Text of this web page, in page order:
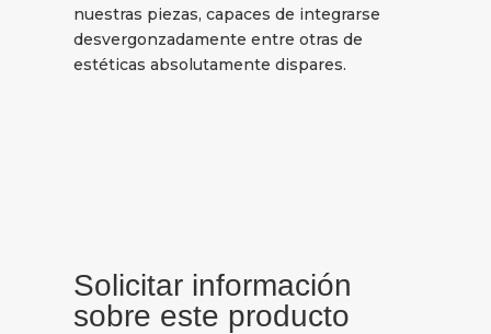
nuestras piezas, capaces de integrarse
desvergonzadamente entre otras de
estéticas absolutamente dispares.
Solicitar información
sobre este producto